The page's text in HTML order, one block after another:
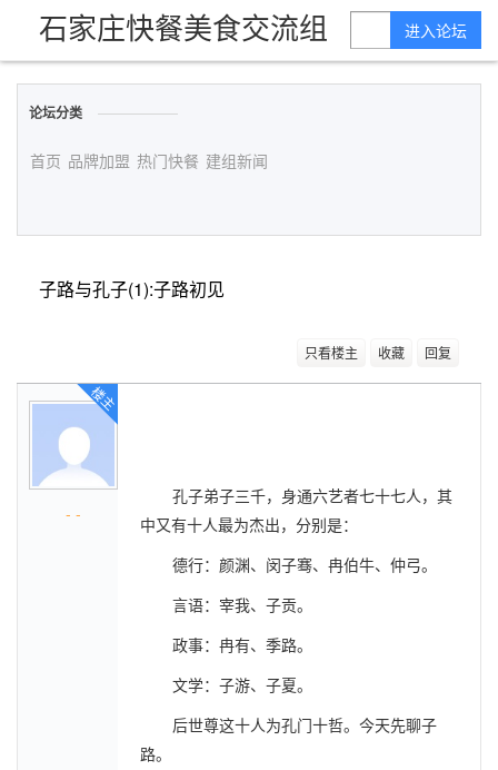
石家庄快餐美食交流组 进入论坛
论坛分类
首页 品牌加盟 热门快餐 建组新闻
子路与孔子(1):子路初见
只看楼主 收藏 回复
- -
楼主
孔子弟子三千，身通六艺者七十七人，其
中又有十人最为杰出，分别是：
德行：颜渊、闵子骞、冉伯牛、仲弓。
言语：宰我、子贡。
政事：冉有、季路。
文学：子游、子夏。
后世尊这十人为孔门十哲。今天先聊子
路。